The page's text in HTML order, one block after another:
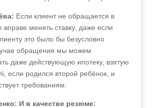
Если клиент не обращается в
вправе менять ставку, даже если
это было бы безусловно
обращения мы можем
даже действующую ипотеку, взятую
если родился второй ребёнок, и
требованиям.
И в качестве резюме: